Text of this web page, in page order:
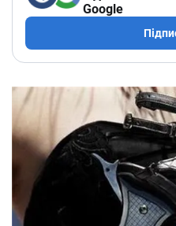
Google